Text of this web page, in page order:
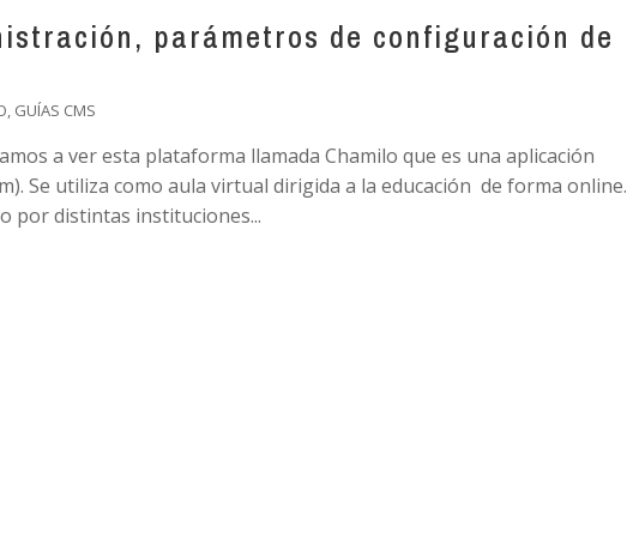
parámetros de configuración de
, GUÍAS CMS
a ver esta plataforma llamada Chamilo que es una aplicación
Se utiliza como aula virtual dirigida a la educación de forma online.
por distintas instituciones...